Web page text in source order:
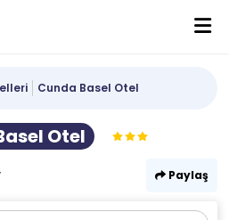
Cunda Basel Otel
Otel
Paylaş